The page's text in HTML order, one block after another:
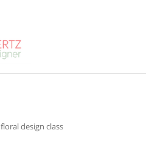
floral design class